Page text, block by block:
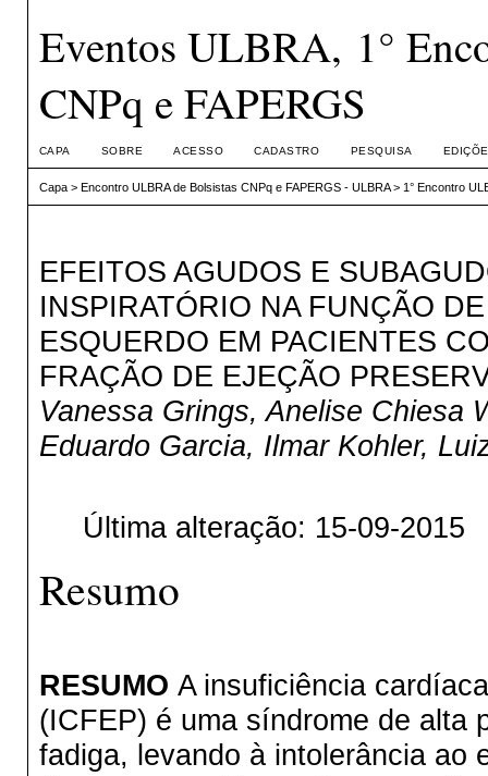
Eventos ULBRA, 1°
CNPq e FAPERGS
CAPA SOBRE ACESSO CADASTRO PESQUISA
Capa> Encontro ULBRA de Bolsistas CNPq e FAPERGS - ULBRA> 1° Encontro
EFEITOS AGUDOS E
INSPIRATÓRIO NA FUNÇÃO
ESQUERDO EM PACIENTES
FRAÇÃO DE EJEÇÃO
Vanessa Grings, Anelise Chiesa
Eduardo Garcia, Ilmar Kohler,
Última alteração: 15-09-2015
Resumo
RESUMO A insuficiência
(ICFEP) é uma síndrome de alta
fadiga, levando à intolerância ao